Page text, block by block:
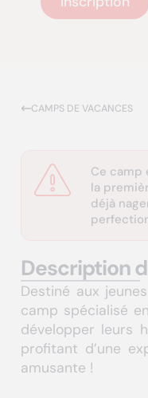
CAMPS DE VACANCES
Ce camp
la
déjà
Description
Destiné aux
camp spécialisé
développer leurs
profitant d’une
amusante !